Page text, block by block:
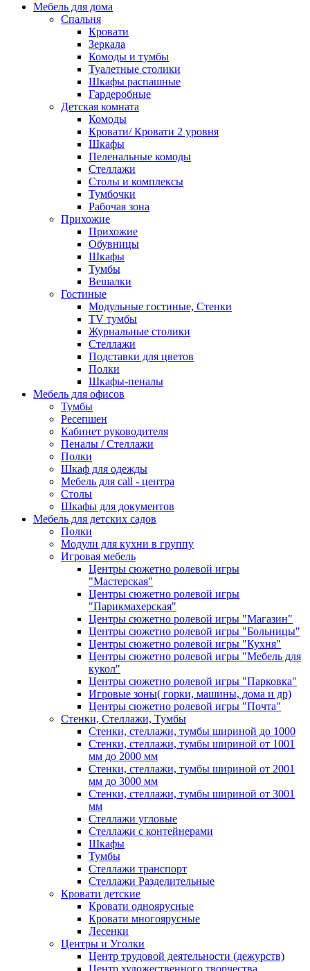
Мебель для дома
Спальня
Кровати
Зеркала
Комоды и тумбы
Туалетные столики
Шкафы распашные
Гардеробные
Детская комната
Комоды
Кровати/ Кровати 2 уровня
Шкафы
Пеленальные комоды
Стеллажи
Столы и комплексы
Тумбочки
Рабочая зона
Прихожие
Прихожие
Обувницы
Шкафы
Тумбы
Вешалки
Гостиные
Модульные гостиные, Стенки
TV тумбы
Журнальные столики
Стеллажи
Подставки для цветов
Полки
Шкафы-пеналы
Мебель для офисов
Тумбы
Ресепшен
Кабинет руководителя
Пеналы / Стеллажи
Полки
Шкаф для одежды
Мебель для call - центра
Столы
Шкафы для документов
Мебель для детских садов
Полки
Модули для кухни в группу
Игровая мебель
Центры сюжетно ролевой игры
"Мастерская"
Центры сюжетно ролевой игры
"Парикмахерская"
Центры сюжетно ролевой игры "Магазин"
Центры сюжетно ролевой игры "Больницы"
Центры сюжетно ролевой игры "Кухня"
Центры сюжетно ролевой игры "Мебель для
кукол"
Центры сюжетно ролевой игры "Парковка"
Игровые зоны( горки, машины, дома и др)
Центры сюжетно ролевой игры "Почта"
Стенки, Стеллажи, Тумбы
Стенки, стеллажи, тумбы шириной до 1000
Стенки, стеллажи, тумбы шириной от 1001
мм до 2000 мм
Стенки, стеллажи, тумбы шириной от 2001
мм до 3000 мм
Стенки, стеллажи, тумбы шириной от 3001
мм
Стеллажи угловые
Стеллажи с контейнерами
Шкафы
Тумбы
Стеллажи транспорт
Стеллажи Разделительные
Кровати детские
Кровати одноярусные
Кровати многоярусные
Лесенки
Центры и Уголки
Центр трудовой деятельности (дежурств)